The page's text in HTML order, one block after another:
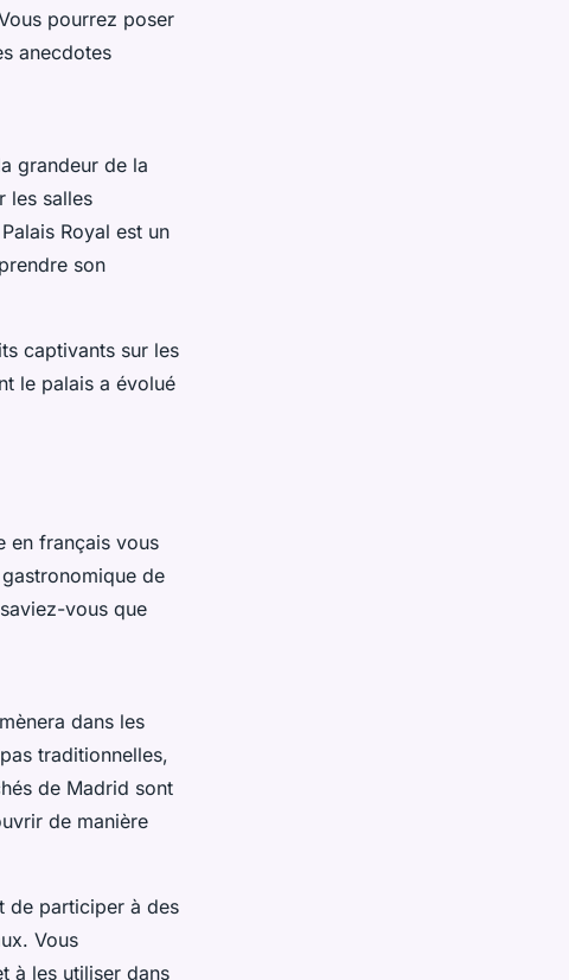
pourrez poser
anecdotes
grandeur de la
les salles
Royal est un
son
captivants sur les
le palais a évolué
en français vous
de
vous que
dans les
traditionnelles,
de Madrid sont
de manière
de participer à des
Vous
à les utiliser dans